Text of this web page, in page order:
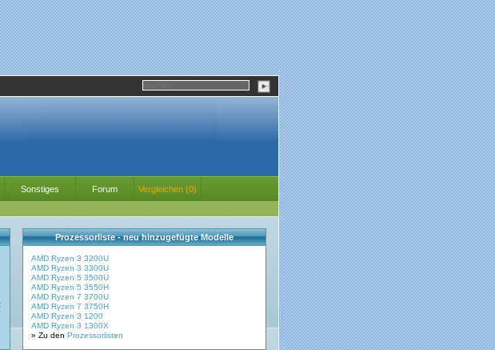
Sonstiges Forum Vergleichen (0)
Prozessorliste - neu hinzugefügte Modelle
AMD Ryzen 3 3200U
AMD Ryzen 3 3300U
AMD Ryzen 5 3500U
AMD Ryzen 5 3550H
AMD Ryzen 7 3700U
AMD Ryzen 7 3750H
AMD Ryzen 3 1200
AMD Ryzen 3 1300X
» Zu den Prozessorlisten